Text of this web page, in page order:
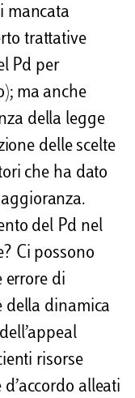
mancata
trattative
Pd per
ma anche
della legge
delle scelte
che ha dato
del Pd nel
Ci possono
errore di
della dinamica
risorse
alleati